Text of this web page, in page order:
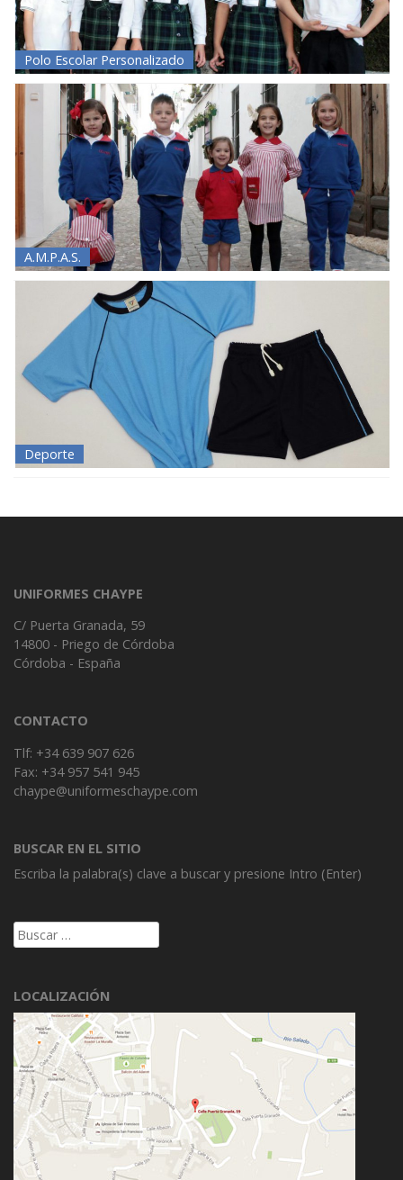
Polo Escolar Personalizado
A.M.P.A.S.
Deporte
UNIFORMES CHAYPE
C/ Puerta Granada, 59
14800 - Priego de Córdoba
Córdoba - España
CONTACTO
Tlf: +34 639 907 626
Fax: +34 957 541 945
chaype@uniformeschaype.com
BUSCAR EN EL SITIO
Escriba la palabra(s) clave a buscar y presione Intro (Enter)
Buscar:
LOCALIZACIÓN